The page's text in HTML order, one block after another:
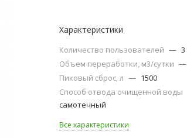
Характеристики
Количество пользователей — 3
Объем переработки, м3/сутки —
Пиковый сброс, л — 1500
Способ отвода очищенной воды
самотечный
Все характеристики